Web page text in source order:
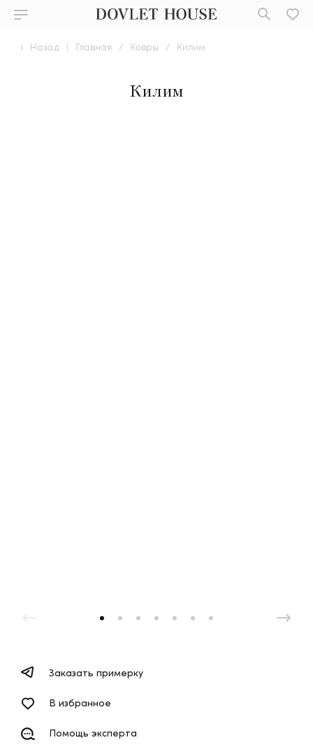
Назад | Главная / Ковры / Килим
Килим
Заказать примерку
В избранное
Помощь эксперта